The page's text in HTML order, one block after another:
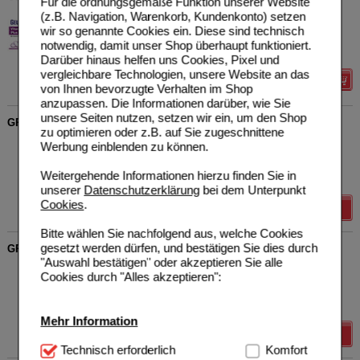
(z.B. Navigation, Warenkorb, Kundenkonto) setzen
wir so genannte Cookies ein. Diese sind technisch
notwendig, damit unser Shop überhaupt funktioniert.
Darüber hinaus helfen uns Cookies, Pixel und
vergleichbare Technologien, unsere Website an das
von Ihnen bevorzugte Verhalten im Shop
anzupassen. Die Informationen darüber, wie Sie
unsere Seiten nutzen, setzen wir ein, um den Shop
zu optimieren oder z.B. auf Sie zugeschnittene
Werbung einblenden zu können.
Weitergehende Informationen hierzu finden Sie in
unserer Datenschutzerklärungbei dem Unterpunkt
Cookies.
Bitte wählen Sie nachfolgend aus, welche Cookies
gesetzt werden dürfen, und bestätigen Sie dies durch
"Auswahl bestätigen" oder akzeptieren Sie alle
Cookies durch "Alles akzeptieren":
Mehr Information
Technisch Notwendig:Hierbei handelt es sich um
Technisch erforderlich Komfort
Heilpflanzenwohl GmbH
19967934
30St Weichkapseln
UVP**
Unser Preis *
Sie sparen
Details
GREEN NATURALS Bockshornklee 2600 mg+Saponine Kps.
Heilpflanzenwohl GmbH
19518082
UVP
Sie sparen
GREEN NATURALS Vitamin D3 liposomal hochdos.Kaps.
Heilpflanzenwohl GmbH
18272259
UVP**